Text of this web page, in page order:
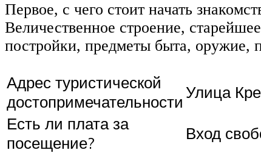
Первое, с чего стоит начать
Величественное строение,
постройки, предметы быта, оружие,
Адрес туристической
достопримечательности Улица
Есть ли плата за
посещение?
Вход